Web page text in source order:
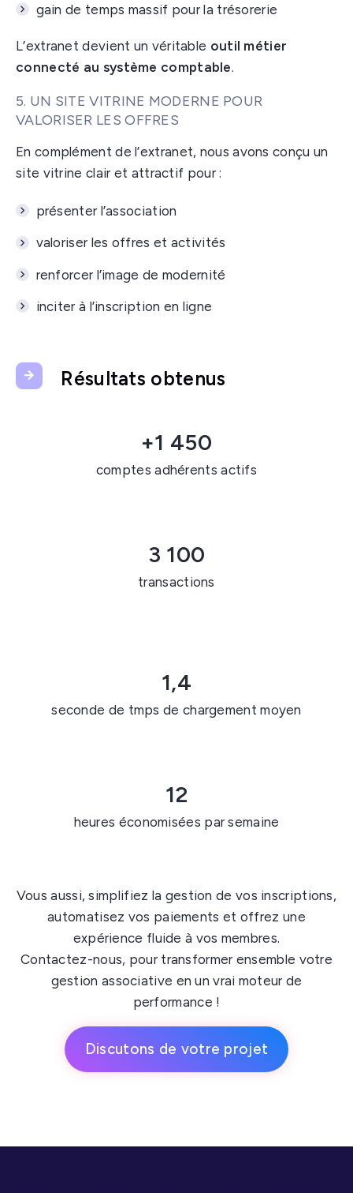
gain de temps massif pour la trésorerie
L’extranet devient un véritable outil métier
connecté au système comptable.
5. UN SITE VITRINE MODERNE POUR
VALORISER LES OFFRES
En complément de l’extranet, nous avons conçu un
site vitrine clair et attractif pour :
présenter l’association
valoriser les offres et activités
renforcer l’image de modernité
inciter à l’inscription en ligne
Résultats obtenus
+1 450
comptes adhérents actifs
3 100
transactions
1,4
seconde de tmps de chargement moyen
12
heures économisées par semaine
Vous aussi, simplifiez la gestion de vos inscriptions,
automatisez vos paiements et offrez une
expérience fluide à vos membres.
Contactez-nous, pour transformer ensemble votre
gestion associative en un vrai moteur de
performance !
Discutons de votre projet